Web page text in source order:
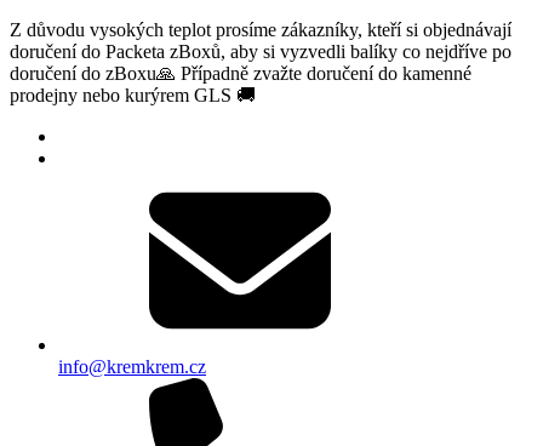
Z důvodu vysokých teplot prosíme zákazníky, kteří si objednávají
doručení do Packeta zBoxů, aby si vyzvedli balíky co nejdříve po
doručení do zBoxu🙏 Případně zvažte doručení do kamenné
prodejny nebo kurýrem GLS 🚚
info@kremkrem.cz